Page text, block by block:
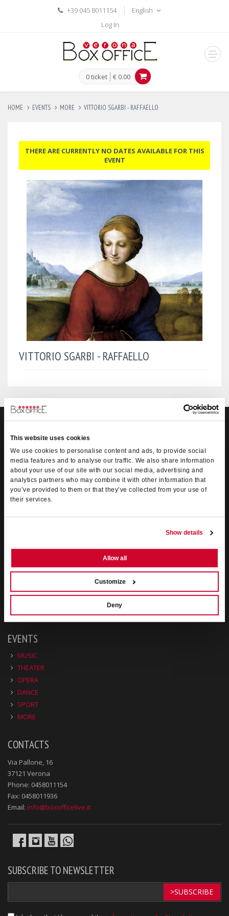
This website uses cookies
We use cookies to personalise content and ads, to provide social
media features and to analyse our traffic. We also share information
about your use of our site with our social media, advertising and
analytics partners who may combine it with other information that
you’ve provided to them or that they’ve collected from your use of
their services.
Show details
Allow all
Customize
Deny
+39 045 8011154
English
Log In
0 ticket € 0.00
HOME EVENTS MORE VITTORIO SGARBI - RAFFAELLO
THERE ARE CURRENTLY NO DATES AVAILABLE FOR THIS
EVENT
VITTORIO SGARBI - RAFFAELLO
VERONA BOX OFFICE SRL
Box-OfficeVerona nasce nel 1992 dall’unione di 3 soci che dopo sei
anni di esperienza nell’ambito dell’organizzazione di spettacoli dal
vivo decidono di incanalare le loro professionalità per porre le basi
di una società di servizi integrati dibiglietteria, ad oggi è la
principale agenzia del Venetonel suo settore.
Orario :dal Lunedì al Venerdì dalle 9.30 alle 12.30 e dalle 15.30 alle
EVENTS
MUSIC
THEATER
OPERA
DANCE
SPORT
MORE
CONTACTS
Via Pallone, 16
37121 Verona
Phone: 0458011154
Fax: 0458011936
Email: info@boxofficelive.it
SUBSCRIBE TO NEWSLETTER
>SUBSCRIBE